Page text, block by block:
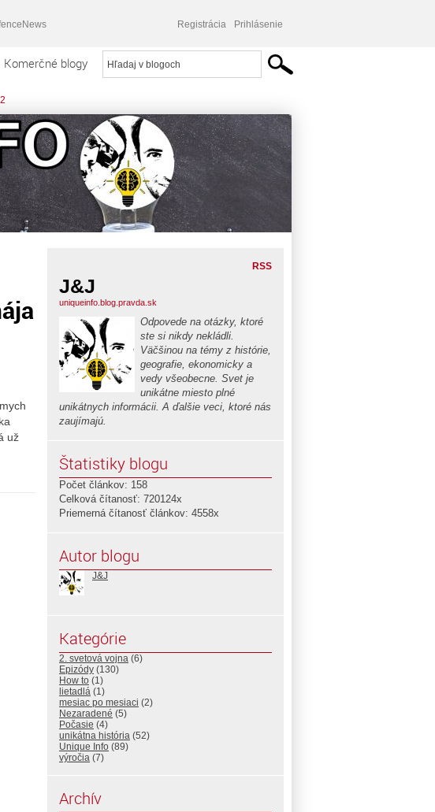
Registrácia Prihlásenie
Komerčné blogy
už
RSS
J&J
uniqueinfo.blog.pravda.sk
Odpovede na otázky, ktoré
ste si nikdy nekládli.
Väčšinou na témy z histórie,
geografie, ekonomicky a
vedy všeobecne. Svet je
unikátne miesto plné
unikátnych informácii. A ďalšie veci, ktoré nás
zaujímajú.
Štatistiky blogu
Počet článkov: 158
Celková čítanosť: 720124x
Priemerná čítanosť článkov: 4558x
Autor blogu
J&J
Kategórie
2. svetová vojna (6)
Epizódy (130)
How to (1)
lietadlá (1)
mesiac po mesiaci (2)
Nezaradené (5)
Počasie (4)
unikátna história (52)
Unique Info (89)
výročia (7)
Archív